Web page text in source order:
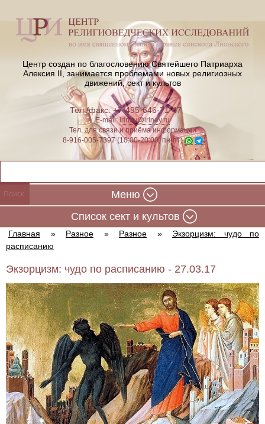
Центр создан по благословению Святейшего Патриарха
Алексия II, занимается проблемами новых религиозных
движений, сект и культов
Тел./факс: +7-495-646-71-47
E-mail:iriney@iriney.ru
Тел. для связи и приёма информации
8-916-005-7397 (10:00-20:00, пн-пт)
Меню
Cписок сект и культов
Главная » Разное » Разное »
Экзорцизм: чудо по
расписанию
Экзорцизм: чудо по расписанию - 27.03.17